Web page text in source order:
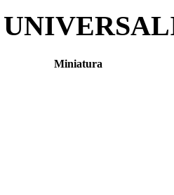
Miniatura